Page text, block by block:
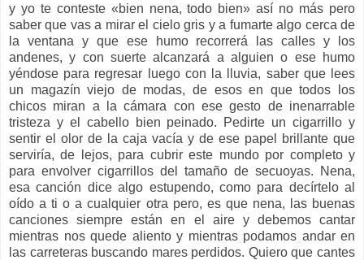
y yo te conteste «bien nena, todo bien» así no más pero
saber que vas a mirar el cielo gris y a fumarte algo cerca de
la ventana y que ese humo recorrerá las calles y los
andenes, y con suerte alcanzará a alguien o ese humo
yéndose para regresar luego con la lluvia, saber que lees
un magazín viejo de modas, de esos en que todos los
chicos miran a la cámara con ese gesto de inenarrable
tristeza y el cabello bien peinado. Pedirte un cigarrillo y
sentir el olor de la caja vacía y de ese papel brillante que
serviría, de lejos, para cubrir este mundo por completo y
para envolver cigarrillos del tamaño de secuoyas. Nena,
esa canción dice algo estupendo, como para decírtelo al
oído a ti o a cualquier otra pero, es que nena, las buenas
canciones siempre están en el aire y debemos cantar
mientras nos quede aliento y mientras podamos andar en
las carreteras buscando mares perdidos. Quiero que cantes